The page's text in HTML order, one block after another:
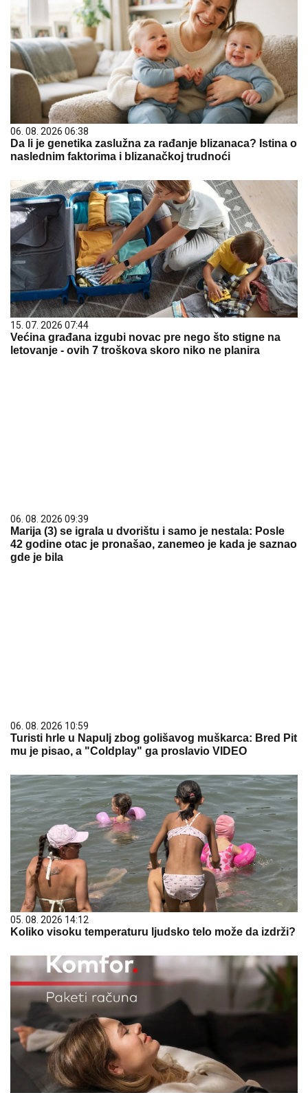
06. 08. 2026 06:38
Da li je genetika zaslužna za rađanje blizanaca? Istina o
naslednim faktorima i blizanačkoj trudnoći
15. 07. 2026 07:44
Većina građana izgubi novac pre nego što stigne na
letovanje - ovih 7 troškova skoro niko ne planira
06. 08. 2026 09:39
Marija (3) se igrala u dvorištu i samo je nestala: Posle
42 godine otac je pronašao, zanemeo je kada je saznao
gde je bila
06. 08. 2026 10:59
Turisti hrle u Napulj zbog golišavog muškarca: Bred Pit
mu je pisao, a "Coldplay" ga proslavio VIDEO
05. 08. 2026 14:12
Koliko visoku temperaturu ljudsko telo može da izdrži?